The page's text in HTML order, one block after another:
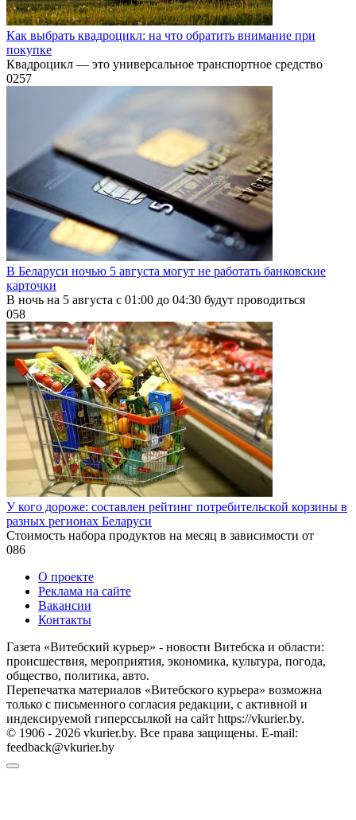
Как выбрать квадроцикл: на что обратить внимание при
покупке
Квадроцикл — это универсальное транспортное средство
0257
В Беларуси ночью 5 августа могут не работать банковские
карточки
В ночь на 5 августа с 01:00 до 04:30 будут проводиться
058
У кого дороже: составлен рейтинг потребительской корзины в
разных регионах Беларуси
Стоимость набора продуктов на месяц в зависимости от
086
О проекте
Реклама на сайте
Вакансии
Контакты
Газета «Витебский курьер» - новости Витебска и области:
происшествия, мероприятия, экономика, культура, погода,
общество, политика, авто.
Перепечатка материалов «Витебского курьера» возможна
только с письменного согласия редакции, с активной и
индексируемой гиперссылкой на сайт https://vkurier.by.
© 1906 - 2026 vkurier.by. Все права защищены. E-mail:
feedback@vkurier.by